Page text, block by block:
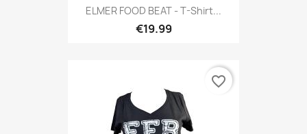
ELMER FOOD BEAT - T-Shirt...
€19.99
favorite_border